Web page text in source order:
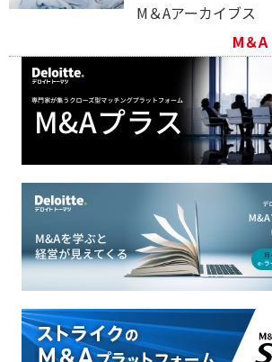
M＆Aアーカイブス
M＆